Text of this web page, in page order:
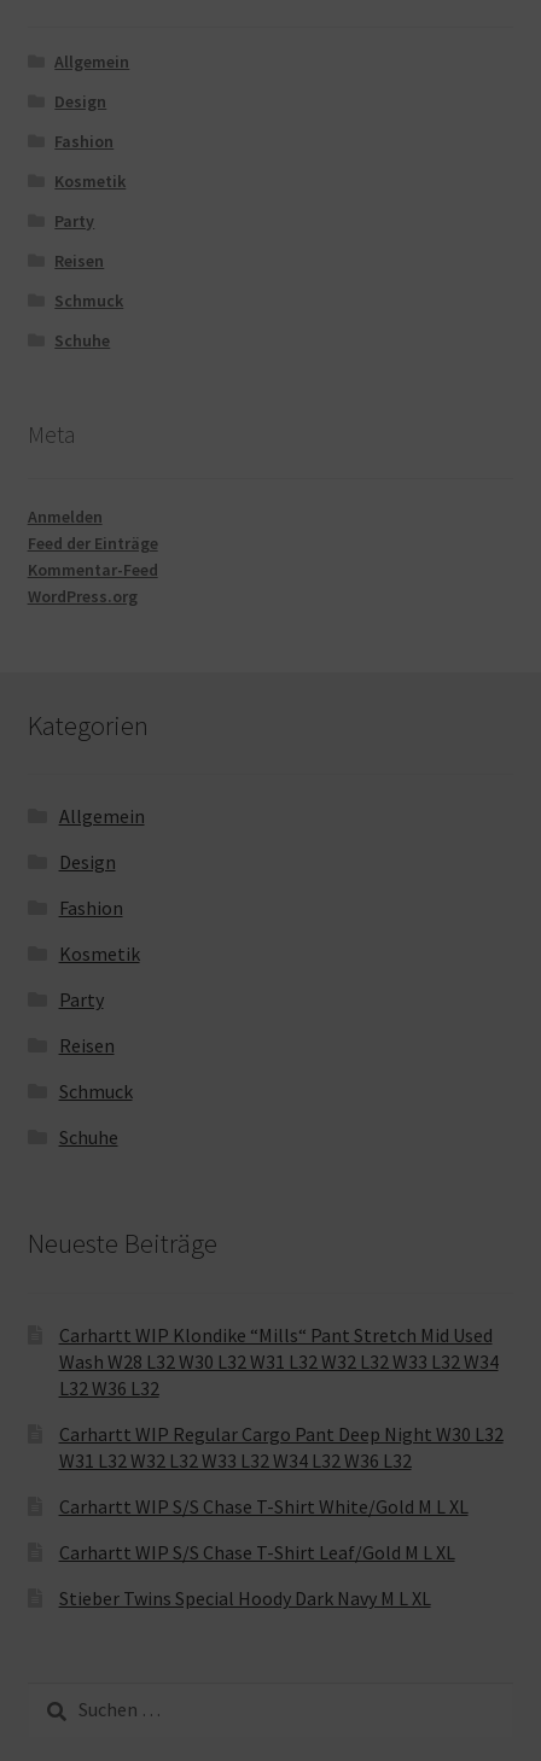
Allgemein
Design
Fashion
Kosmetik
Party
Reisen
Schmuck
Schuhe
Meta
Anmelden
Feed der Einträge
Kommentar-Feed
WordPress.org
Kategorien
Allgemein
Design
Fashion
Kosmetik
Party
Reisen
Schmuck
Schuhe
Neueste Beiträge
Carhartt WIP Klondike “Mills“ Pant Stretch Mid Used
Wash W28 L32 W30 L32 W31 L32 W32 L32 W33 L32 W34
L32 W36 L32
Carhartt WIP Regular Cargo Pant Deep Night W30 L32
W31 L32 W32 L32 W33 L32 W34 L32 W36 L32
Carhartt WIP S/S Chase T-Shirt White/Gold M L XL
Carhartt WIP S/S Chase T-Shirt Leaf/Gold M L XL
Stieber Twins Special Hoody Dark Navy M L XL
nach: